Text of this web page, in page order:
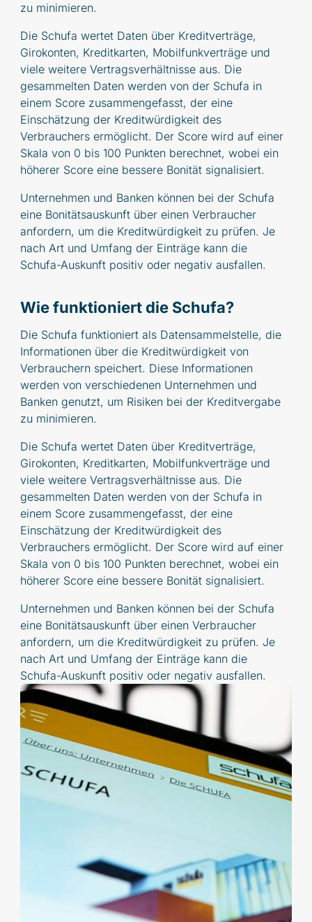
zu minimieren.
Die Schufa wertet Daten über Kreditverträge,
Girokonten, Kreditkarten, Mobilfunkverträge und
viele weitere Vertragsverhältnisse aus. Die
gesammelten Daten werden von der Schufa in
einem Score zusammengefasst, der eine
Einschätzung der Kreditwürdigkeit des
Verbrauchers ermöglicht. Der Score wird auf einer
Skala von 0 bis 100 Punkten berechnet, wobei ein
höherer Score eine bessere Bonität signalisiert.
Unternehmen und Banken können bei der Schufa
eine Bonitätsauskunft über einen Verbraucher
anfordern, um die Kreditwürdigkeit zu prüfen. Je
nach Art und Umfang der Einträge kann die
Schufa-Auskunft positiv oder negativ ausfallen.
Wie funktioniert die Schufa?
Die Schufa funktioniert als Datensammelstelle, die
Informationen über die Kreditwürdigkeit von
Verbrauchern speichert. Diese Informationen
werden von verschiedenen Unternehmen und
Banken genutzt, um Risiken bei der Kreditvergabe
zu minimieren.
Die Schufa wertet Daten über Kreditverträge,
Girokonten, Kreditkarten, Mobilfunkverträge und
viele weitere Vertragsverhältnisse aus. Die
gesammelten Daten werden von der Schufa in
einem Score zusammengefasst, der eine
Einschätzung der Kreditwürdigkeit des
Verbrauchers ermöglicht. Der Score wird auf einer
Skala von 0 bis 100 Punkten berechnet, wobei ein
höherer Score eine bessere Bonität signalisiert.
Unternehmen und Banken können bei der Schufa
eine Bonitätsauskunft über einen Verbraucher
anfordern, um die Kreditwürdigkeit zu prüfen. Je
nach Art und Umfang der Einträge kann die
Schufa-Auskunft positiv oder negativ ausfallen.